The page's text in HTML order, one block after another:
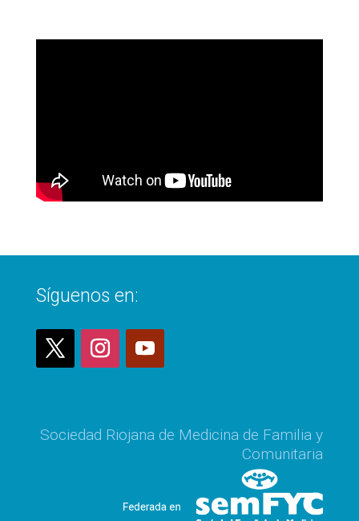
Síguenos en:
Sociedad Riojana de Medicina de Familia y
Comunitaria